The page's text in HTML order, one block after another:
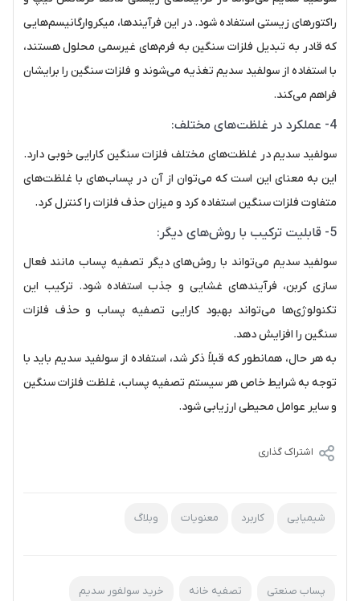
راکتورهای زیستی استفاده شود. در این فرآیندها، میکروارگانیسم‌هایی
که قادر به تبدیل فلزات سنگین به فرم‌های غیرسمی محلول هستند،
با استفاده از سولفید سدیم تغذیه می‌شوند و فلزات سنگین را برایشان
فراهم می‌کند.
4- عملکرد در غلظت‌های مختلف:
سولفید سدیم در غلظت‌های مختلف فلزات سنگین کارایی خوبی دارد.
این به معنای این است که می‌توان از آن در پساب‌های با غلظت‌های
متفاوت فلزات سنگین استفاده کرد و میزان حذف فلزات را کنترل کرد.
5- قابلیت ترکیب با روش‌های دیگر:
سولفید سدیم می‌تواند با روش‌های دیگر تصفیه پساب مانند فعال
سازی کربن، فرآیندهای غشایی و جذب استفاده شود. ترکیب این
تکنولوژی‌ها می‌تواند بهبود کارایی تصفیه پساب و حذف فلزات
سنگین را افزایش دهد.
به هر حال، همانطور که قبلاً ذکر شد، استفاده از سولفید سدیم باید با
توجه به شرایط خاص هر سیستم تصفیه پساب، غلظت فلزات سنگین
و سایر عوامل محیطی ارزیابی شود.
اشتراک گذاری
شیمیایی کاربرد معنویات وبلاگ
پساب صنعتی تصفیه خانه خرید سولفور سدیم